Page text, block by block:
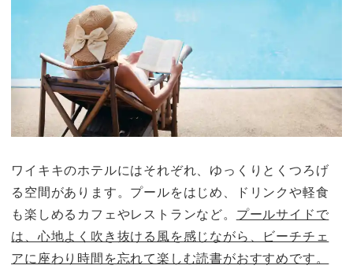
ワイキキのホテルにはそれぞれ、ゆっくりとくつろげ
る空間があります。プールをはじめ、ドリンクや軽食
も楽しめるカフェやレストランなど。 プールサイドで
は、心地よく吹き抜ける風を感じながら、ビーチチェ
アに座わり時間を忘れて楽しむ読書がおすすめです。